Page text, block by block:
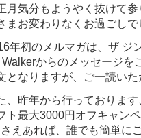
月気分もようやく抜けて
まお変わりなくお過ごし
年初のメルマガは、ザ ジ
Walkerからのメッセージを
となりますが、ご一読い
、昨年から行っておりま
ト最大3000円オフキャン
えあれば、誰でも簡単に